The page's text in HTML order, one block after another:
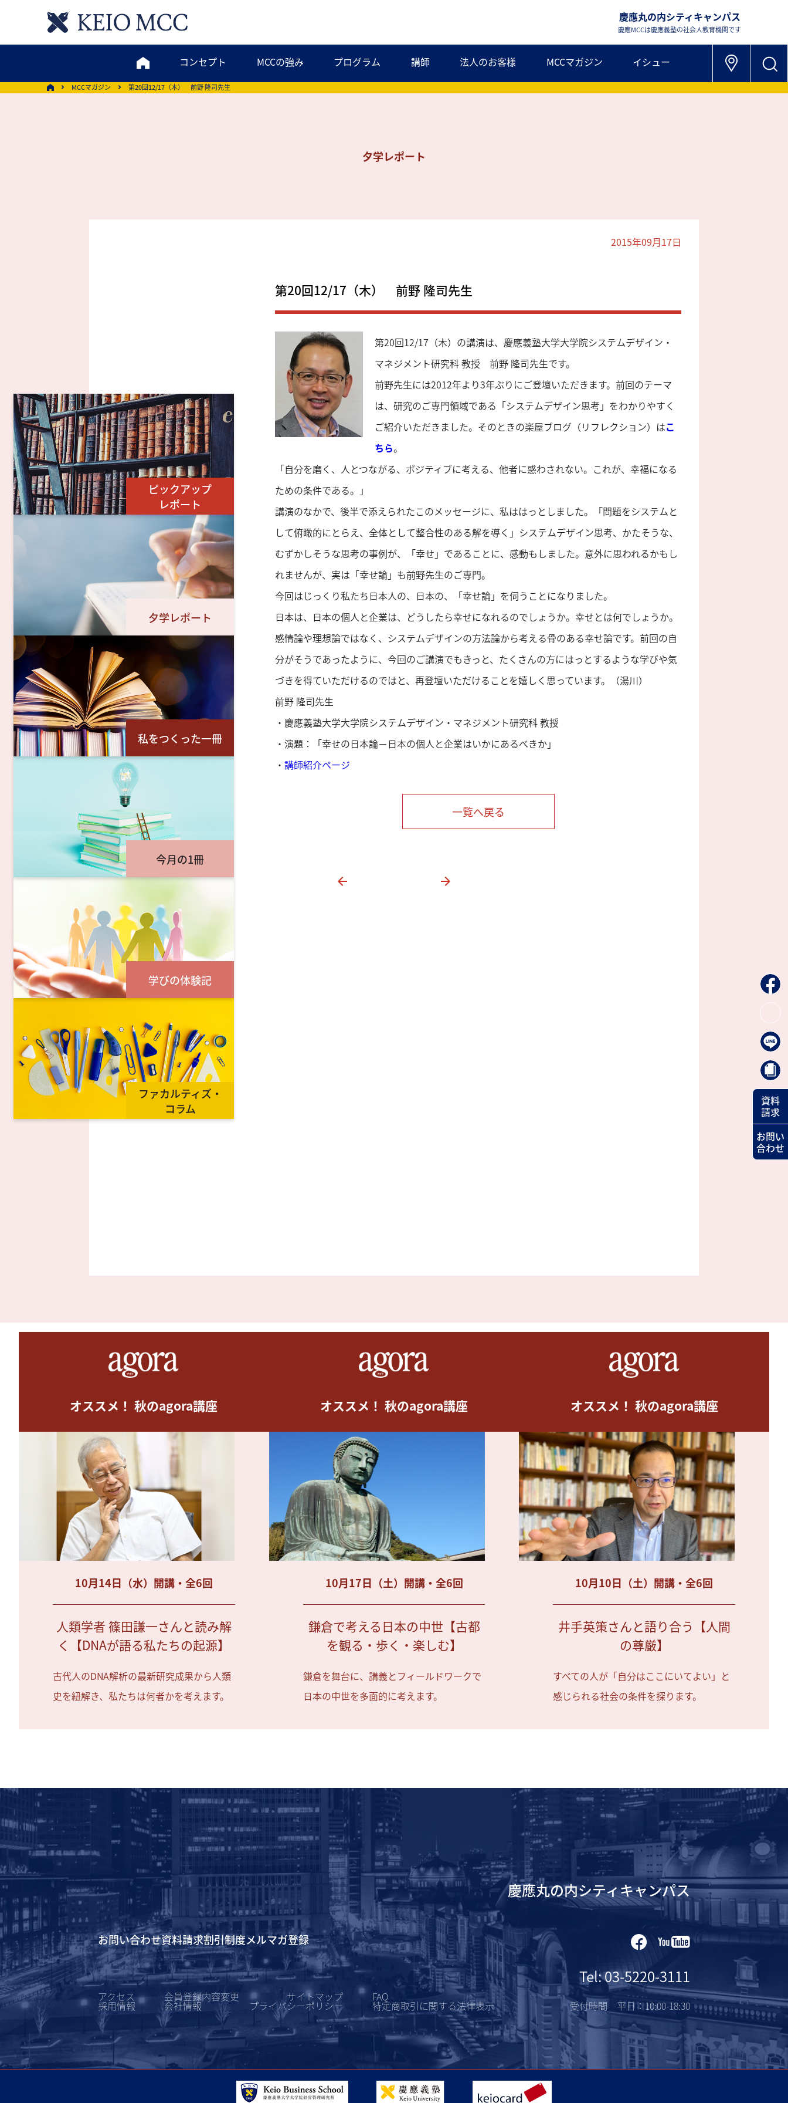
慶應丸の内シティキャンパス
慶應MCCは慶應義塾の社会人教育機関です
コンセプト MCCの強み プログラム 講師 法人のお客様 MCCマガジン イシュー
MCCマガジン 第20回12/17（木） 前野 隆司先生
夕学レポート
2015年09月17日
第20回12/17（木） 前野 隆司先生
第20回12/17（木）の講演は、慶應義塾大学大学院システムデザイン・
マネジメント研究科 教授 前野 隆司先生です。
前野先生には2012年より3年ぶりにご登壇いただきます。前回のテーマ
は、研究のご専門領域である「システムデザイン思考」をわかりやすく
ご紹介いただきました。そのときの楽屋ブログ（リフレクション）はこ
ちら。
「自分を磨く、人とつながる、ポジティブに考える、他者に惑わされない。これが、幸福になる
ための条件である。」
講演のなかで、後半で添えられたこのメッセージに、私ははっとしました。「問題をシステムと
して俯瞰的にとらえ、全体として整合性のある解を導く」システムデザイン思考、かたそうな、
むずかしそうな思考の事例が、「幸せ」であることに、感動もしました。意外に思われるかもし
れませんが、実は「幸せ論」も前野先生のご専門。
今回はじっくり私たち日本人の、日本の、「幸せ論」を伺うことになりました。
日本は、日本の個人と企業は、どうしたら幸せになれるのでしょうか。幸せとは何でしょうか。
感情論や理想論ではなく、システムデザインの方法論から考える骨のある幸せ論です。前回の自
分がそうであったように、今回のご講演でもきっと、たくさんの方にはっとするような学びや気
づきを得ていただけるのではと、再登壇いただけることを嬉しく思っています。（湯川）
前野 隆司先生
・慶應義塾大学大学院システムデザイン・マネジメント研究科 教授
・演題：「幸せの日本論－日本の個人と企業はいかにあるべきか」
・ 講師紹介ページ
一覧へ戻る
ピックアップ
レポート
夕学レポート
私をつくった一冊
今月の1冊
学びの体験記
ファカルティズ・
コラム
オススメ！ 秋のagora講座
10月14日（水）開講・全6回
人類学者 篠田謙一さんと読み解
く【DNAが語る私たちの起源】
古代人のDNA解析の最新研究成果から人類
史を紐解き、私たちは何者かを考えます。
オススメ！ 秋のagora講座
10月17日（土）開講・全6回
鎌倉で考える日本の中世【古都
を観る・歩く・楽しむ】
鎌倉を舞台に、講義とフィールドワークで
日本の中世を多面的に考えます。
オススメ！ 秋のagora講座
10月10日（土）開講・全6回
井手英策さんと語り合う【人間
の尊厳】
すべての人が「自分はここにいてよい」と
感じられる社会の条件を探ります。
資料
請求
お問い
合わせ
慶應丸の内シティキャンパス
お問い合わせ資料請求割引制度メルマガ登録
アクセス 会員登録内容変更 サイトマップ FAQ
採用情報 会社情報 プライバシーポリシー 特定商取引に関する法律表示
Tel: 03-5220-3111
受付時間 平日：10:00-18:30